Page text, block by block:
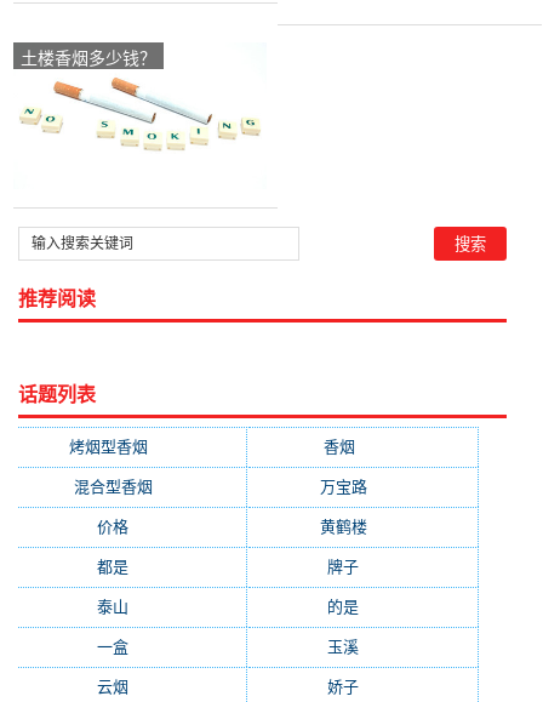
土楼香烟多少钱？
推荐阅读
话题列表
烤烟型香烟 香烟
混合型香烟 万宝路(331)
价格 黄鹤楼(315)
都是 牌子
泰山 的是
一盒 玉溪
云烟 娇子